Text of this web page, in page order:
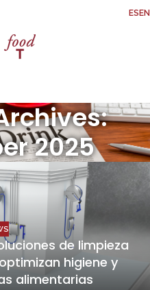
ES EN
2025
de limpieza
higiene y
alimentarias